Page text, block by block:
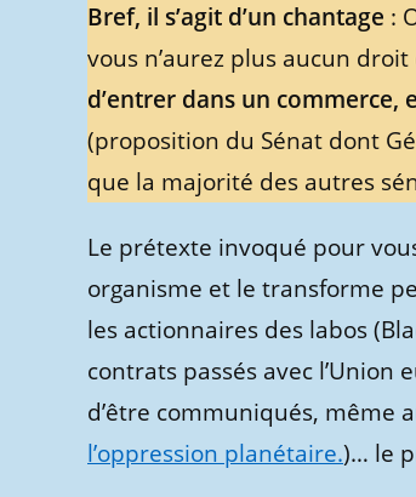
Bref, il s’agit d’un chantage :
vous n’aurez plus aucun
d’entrer dans un commerce,
(proposition du Sénat dont
que la majorité des autres
Le prétexte invoqué pour
organisme et le transforme
les actionnaires des labos
contrats passés avec
d’être communiqués, même
l’oppression planétaire.)… le